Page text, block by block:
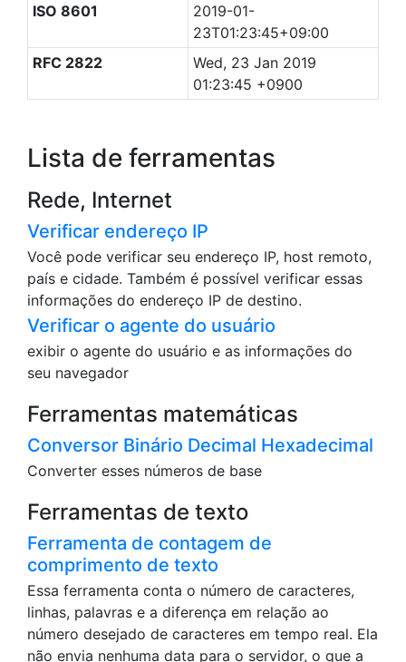
ISO 8601
2019-01-
23T01:23:45+09:00
RFC 2822
Wed, 23 Jan 2019
01:23:45 +0900
Lista de ferramentas
Rede, Internet
Verificar endereço IP
Você pode verificar seu endereço IP, host remoto,
país e cidade. Também é possível verificar essas
informações do endereço IP de destino.
Verificar o agente do usuário
exibir o agente do usuário e as informações do
seu navegador
Ferramentas matemáticas
Conversor Binário Decimal Hexadecimal
Converter esses números de base
Ferramentas de texto
Ferramenta de contagem de
comprimento de texto
Essa ferramenta conta o número de caracteres,
linhas, palavras e a diferença em relação ao
número desejado de caracteres em tempo real. Ela
não envia nenhuma data para o servidor, o que a